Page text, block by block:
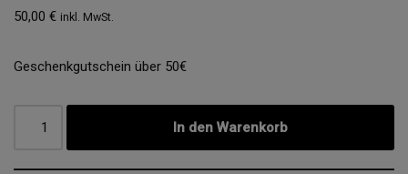
50,00 € inkl. MwSt.
Geschenkgutschein über 50€
In den Warenkorb